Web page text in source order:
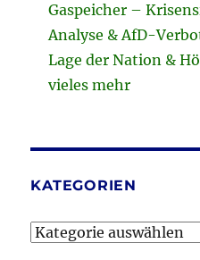
Gaspeicher –
Analyse & AfD-
Lage der Nation &
vieles mehr
KATEGORIEN
Kategorien